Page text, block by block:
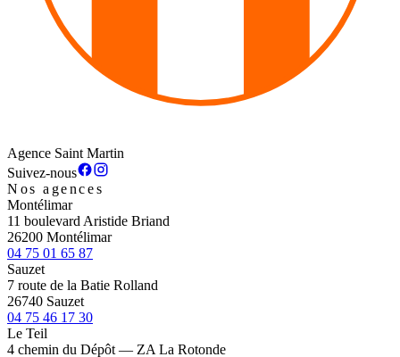
Agence Saint Martin
Suivez-nous
Nos agences
Montélimar
11 boulevard Aristide Briand
26200 Montélimar
04 75 01 65 87
Sauzet
7 route de la Batie Rolland
26740 Sauzet
04 75 46 17 30
Le Teil
4 chemin du Dépôt — ZA La Rotonde